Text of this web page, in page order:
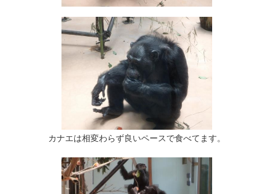
カナエは相変わらず良いペースで食べてます。